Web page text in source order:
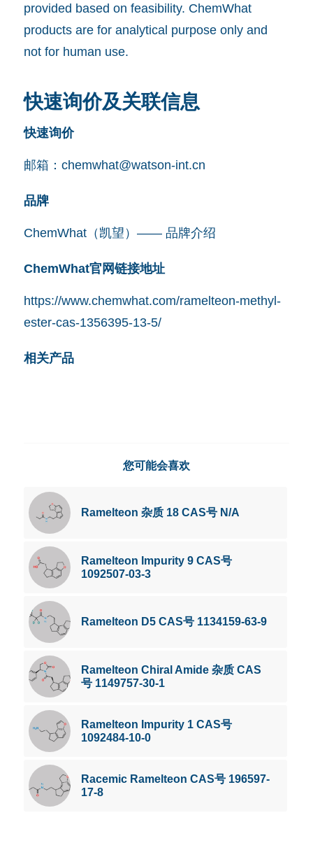
provided based on feasibility. ChemWhat
products are for analytical purpose only and
not for human use.
快速询价及关联信息
快速询价
邮箱： chemwhat@watson-int.cn
品牌
ChemWhat（凯望）—— 品牌介绍
ChemWhat官网链接地址
https://www.chemwhat.com/ramelteon-methyl-
ester-cas-1356395-13-5/
相关产品
您可能会喜欢
Ramelteon 杂质 18 CAS号 N/A
Ramelteon Impurity 9 CAS号
1092507-03-3
Ramelteon D5 CAS号 1134159-63-9
Ramelteon Chiral Amide 杂质 CAS
号 1149757-30-1
Ramelteon Impurity 1 CAS号
1092484-10-0
Racemic Ramelteon CAS号 196597-
17-8